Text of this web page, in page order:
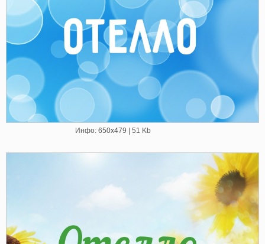
Инфо: 650х479 | 51 Kb